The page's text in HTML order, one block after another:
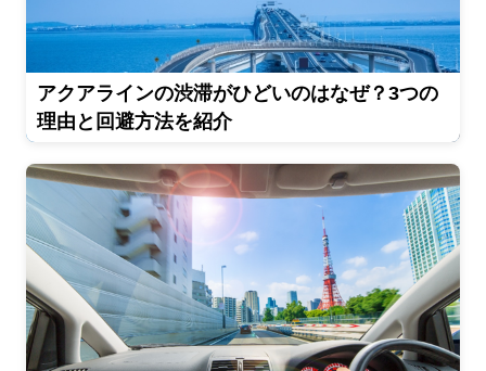
アクアラインの渋滞がひどいのはなぜ？3つの
理由と回避方法を紹介